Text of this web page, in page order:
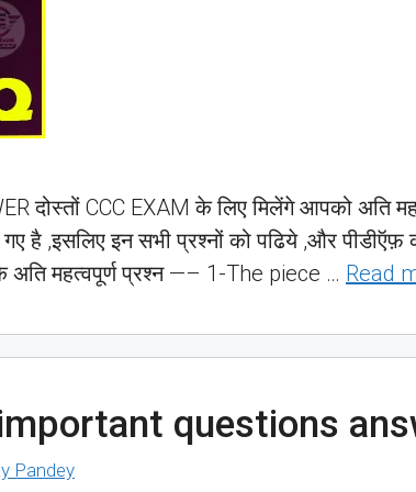
दोस्तों CCC EXAM के लिए मिलेंगे आपको अति
है ,इसलिए इन सभी प्रश्नों को पढिये ,और पीडीऍफ़
अति महत्वपूर्ण प्रश्न —– 1-The piece … Read
questions
Pandey